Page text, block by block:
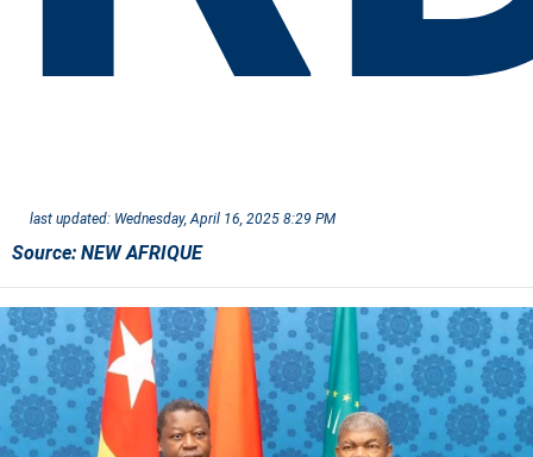
last updated: Wednesday, April 16, 2025 8:29 PM
Source: NEW AFRIQUE